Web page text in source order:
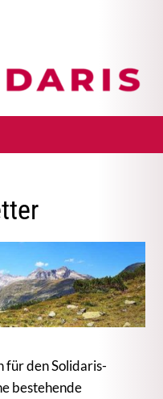
für den Solidaris-
bestehende